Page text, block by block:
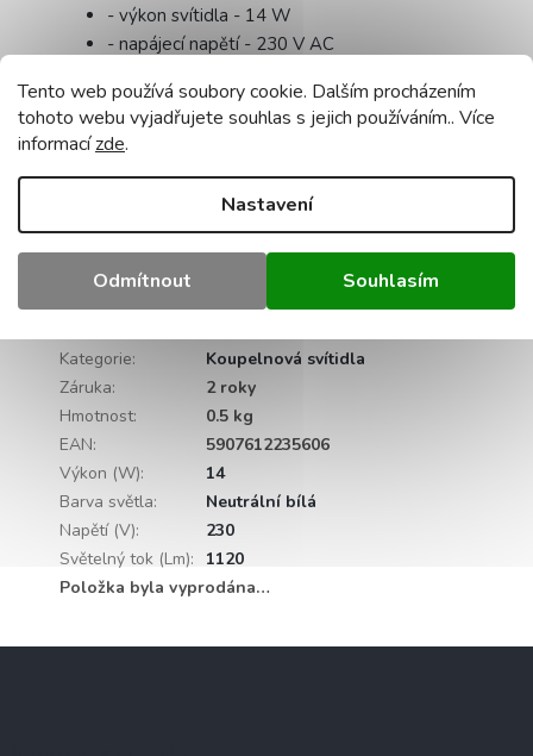
Tento web používá soubory cookie. Dalším procházením
tohoto webu vyjadřujete souhlas s jejich používáním.. Více
informacízde.
Nastavení
Odmítnout Souhlasím
- výkon svítidla - 14 W
- napájecí napětí - 230 V AC
- světelný tok - 1120 lm
- nastavení úhlu sklonu - ne
- životnost - 30 000 hodin
- počet cyklů zapnutí/vypnutí - 15 000x
- index podání barev - CRI Ra 80
- certifikace - CE, RoHS
Doplňkové parametry
Kategorie:
Koupelnová svítidla
Záruka:
2 roky
Hmotnost:
0.5 kg
EAN:
5907612235606
Výkon (W):
14
Barva světla:
Neutrální bílá
Napětí (V):
230
Světelný tok (Lm):
1120
Položka byla vyprodána…